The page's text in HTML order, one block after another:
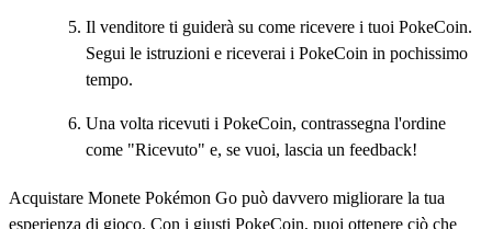
Il venditore ti guiderà su come ricevere i tuoi PokeCoin.
Segui le istruzioni e riceverai i PokeCoin in pochissimo
tempo.
Una volta ricevuti i PokeCoin, contrassegna l'ordine
come "Ricevuto" e, se vuoi, lascia un feedback!
Acquistare Monete Pokémon Go può davvero migliorare la tua
esperienza di gioco. Con i giusti PokeCoin, puoi ottenere ciò che